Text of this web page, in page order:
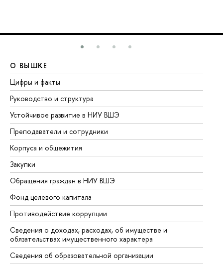
О ВЫШКЕ
Цифры и факты
Руководство и структура
Устойчивое развитие в НИУ ВШЭ
Преподаватели и сотрудники
Корпуса и общежития
Закупки
Обращения граждан в НИУ ВШЭ
Фонд целевого капитала
Противодействие коррупции
Сведения о доходах, расходах, об имуществе и
обязательствах имущественного характера
Сведения об образовательной организации